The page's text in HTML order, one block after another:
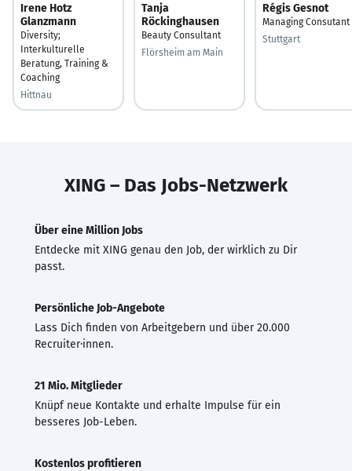
Irene Hotz
Glanzmann
Diversity;
Interkulturelle
Beratung, Training &
Coaching
Hittnau
Tanja
Röckinghausen
Beauty Consultant
Flörsheim am Main
Régis Gesnot
Managing Consutant
Stuttgart
XING – Das Jobs-Netzwerk
Über eine Million Jobs
Entdecke mit XING genau den Job, der wirklich zu Dir
passt.
Persönliche Job-Angebote
Lass Dich finden von Arbeitgebern und über 20.000
Recruiter·innen.
21 Mio. Mitglieder
Knüpf neue Kontakte und erhalte Impulse für ein
besseres Job-Leben.
Kostenlos profitieren